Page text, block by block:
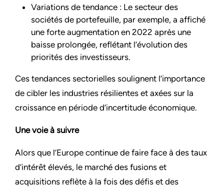
Variations de tendance : Le secteur des
sociétés de portefeuille, par exemple, a affiché
une forte augmentation en 2022 après une
baisse prolongée, reflétant l’évolution des
priorités des investisseurs.
Ces tendances sectorielles soulignent l’importance
de cibler les industries résilientes et axées sur la
croissance en période d’incertitude économique.
Une voie à suivre
Alors que l’Europe continue de faire face à des taux
d’intérêt élevés, le marché des fusions et
acquisitions reflète à la fois des défis et des